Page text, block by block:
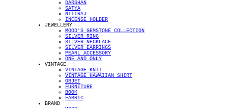
DARSHAN
SATYA
NITIRAJ
INCENSE HOLDER
JEWELLERY
MOOD'S GEMSTONE COLLECTION
SILVER RING
SILVER NECKLACE
SILVER EARRINGS
PEARL ACCESSORY
ONE AND ONLY
VINTAGE
VINTAGE KNIT
VINTAGE HAWAIIAN SHIRT
OBJET
FURNITURE
BOOK
FABRIC
BRAND